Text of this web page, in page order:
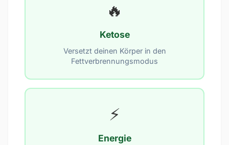
🔥
Ketose
Versetzt deinen Körper in den
Fettverbrennungsmodus
⚡
Energie